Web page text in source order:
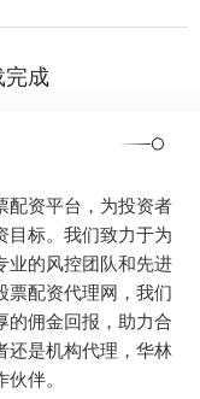
成
配资平台，为投资者
目标。我们致力于为
业的风控团队和先进
票配资代理网，我们
的佣金回报，助力合
还是机构代理，华林
伴。